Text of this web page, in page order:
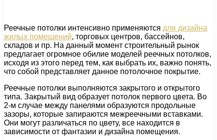
Реечные потолки интенсивно применяются для дизайна
жилых помещений, торговых центров, бассейнов,
складов и пр. На данный момент строительный рынок
предлагает огромное обилие моделей реечных потолков,
исходя из этого перед тем, как выбрать их, важно понять,
что собой представляет данное потолочное покрытие.
Реечные потолки выполняются закрытого и открытого
типа. Закрытый вид образует потолок первого цвета. Во
2-м случае между панелями образуются продольные
зазоры, которые запираются межреечными вставками.
Они могут различаться по цвету, все находится в
зависимости от фантазии и дизайна помещения.